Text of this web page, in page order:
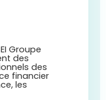
Groupe
des
des
financier
les